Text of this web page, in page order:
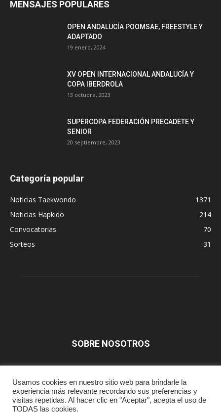
MENSAJES POPULARES
OPEN ANDALUCÍA POOMSAE, FREESTYLE Y
ADAPTADO
19 enero, 2024
XV OPEN INTERNACIONAL ANDALUCÍA Y
COPA IBERDROLA
13 octubre, 2023
SUPERCOPA FEDERACIÓN PRECADETE Y
SENIOR
20 septiembre, 2023
Categoría popular
Noticias Taekwondo
1371
Noticias Hapkido
214
Convocatorias
70
Sorteos
31
SOBRE NOSOTROS
SÍGUENOS
Usamos cookies en nuestro sitio web para brindarle la
experiencia más relevante recordando sus preferencias y
visitas repetidas. Al hacer clic en "Aceptar", acepta el uso de
TODAS las cookies.